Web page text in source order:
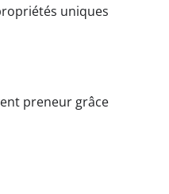
uniques
preneur grâce